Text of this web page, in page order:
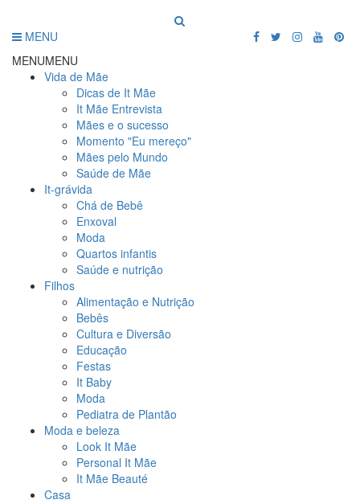
MENU
MENUMENU
Vida de Mãe
Dicas de It Mãe
It Mãe Entrevista
Mães e o sucesso
Momento "Eu mereço"
Mães pelo Mundo
Saúde de Mãe
It-grávida
Chá de Bebê
Enxoval
Moda
Quartos infantis
Saúde e nutrição
Filhos
Alimentação e Nutrição
Bebês
Cultura e Diversão
Educação
Festas
It Baby
Moda
Pediatra de Plantão
Moda e beleza
Look It Mãe
Personal It Mãe
It Mãe Beauté
Casa